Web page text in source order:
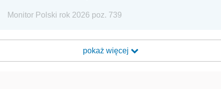
Monitor Polski rok 2026 poz. 739
pokaż więcej